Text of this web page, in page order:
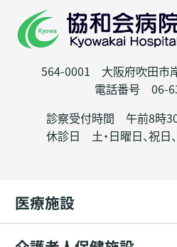
564-0001 大阪府吹田市
電話番号 06-
診察受付時間 午前8時
休診日 土・日曜日、祝日
医療施設